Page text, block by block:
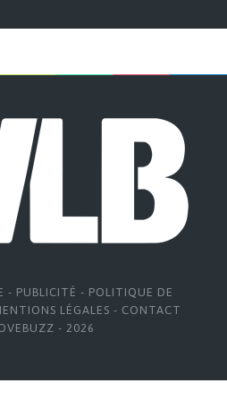
- PUBLICITÉ - POLITIQUE DE
LÉGALES - CONTACT
- 2026